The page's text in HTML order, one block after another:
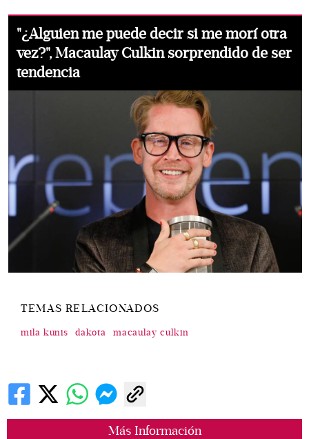
Más Información
"¿Alguien me puede decir si me morí otra
vez?", Macaulay Culkin sorprendido de ser
tendencia
TEMAS RELACIONADOS
mila kunis dakota macaulay culkin